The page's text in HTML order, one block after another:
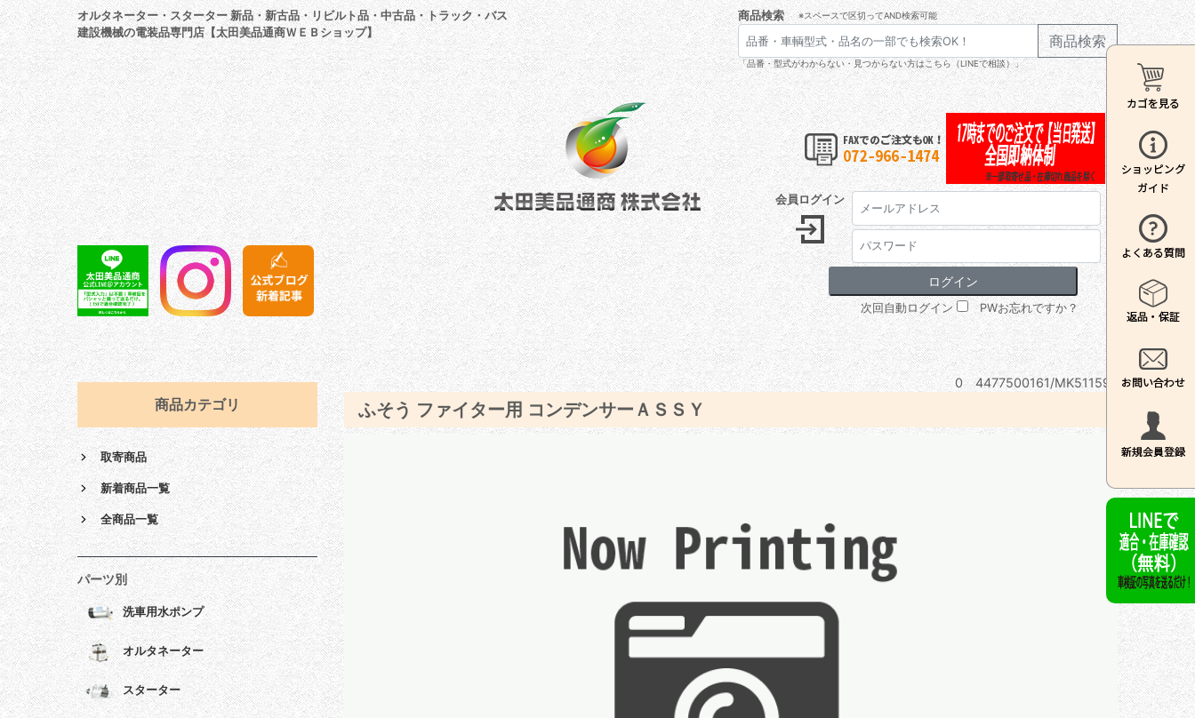
オルタネーター・スターター 新品・新古品・リビルト品・中古品・トラック・バス
建設機械の電装品専門店【太田美品通商ＷＥＢショップ】
商品検索 ※スペースで区切ってAND検索可能
商品検索
「品番・型式がわからない・見つからない方はこちら（LINEで相談）」
会員ログイン
次回自動ログイン PWお忘れですか？
0 4477500161/MK511597
ふそう ファイター用 コンデンサーＡＳＳＹ
商品カテゴリ
取寄商品
新着商品一覧
全商品一覧
パーツ別
洗車用水ポンプ
オルタネーター
スターター